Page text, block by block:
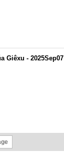
Giêxu - 2025Sep07